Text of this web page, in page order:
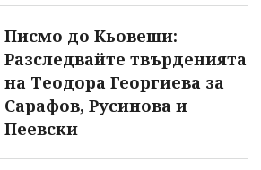
Писмо до Кьовеши:
Разследвайте твърденията
на Теодора Георгиева за
Сарафов, Русинова и
Пеевски